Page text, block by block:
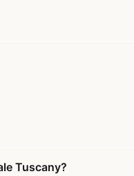
Tuscany?